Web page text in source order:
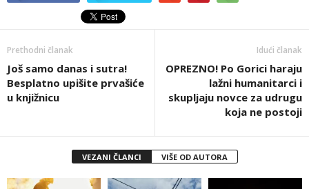
Prethodni članak
Još samo danas i sutra!
Besplatno upišite prvašiće
u knjižnicu
Idući članak
OPREZNO! Po Gorici haraju
lažni humanitarci i
skupljaju novce za udrugu
koja ne postoji
VEZANI ČLANCI VIŠE OD AUTORA